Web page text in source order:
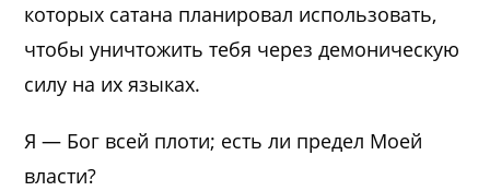
которых сатана планировал использовать,
чтобы уничтожить тебя через демоническую
силу на их языках.
Я — Бог всей плоти; есть ли предел Моей
власти?